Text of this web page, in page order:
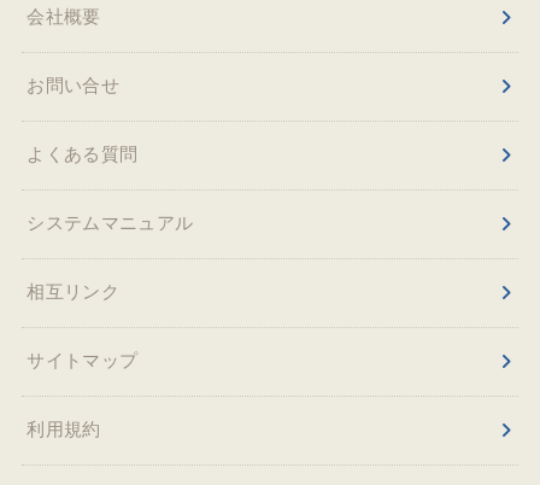
会社概要
お問い合せ
よくある質問
システムマニュアル
相互リンク
サイトマップ
利用規約